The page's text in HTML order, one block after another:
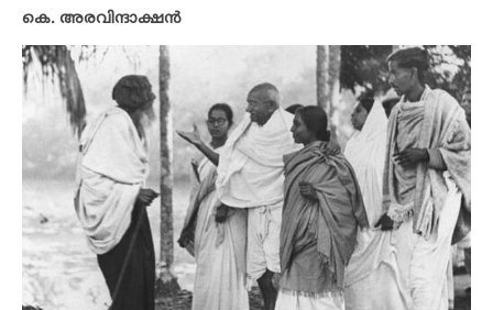
കെ. അരവിന്ദാക്ഷൻ